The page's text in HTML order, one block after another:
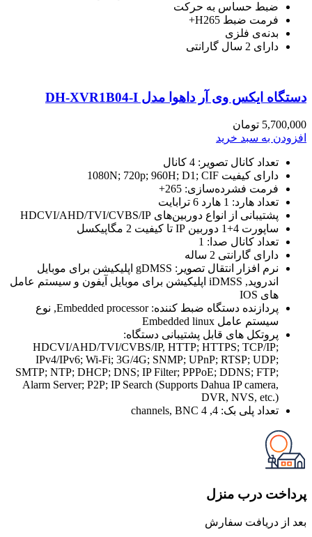
ضبط حساس به حرکت
فرمت ضبط H265+
بدنه‌ی فلزی
دارای 2 سال گارانتی
دستگاه ایکس وی آر داهوا مدل DH-XVR1B04-I
5,700,000 تومان
افزودن به سبد خرید
تعداد کانال تصویر: 4 کانال
دارای کیفیت 1080N; 720p; 960H; D1; CIF
فرمت فشرده‌سازی: 265+
تعداد هارد: 1 هارد 6 ترابایت
پشتیبانی از انواع دوربین‌های HDCVI/AHD/TVI/CVBS/IP
ساپورت 4+1 دوربین IP تا کیفیت 2 مگاپیکسل
تعداد کانال صدا: 1
دارای گارانتی 2 ساله
نرم افزار انتقال تصویر:
gDMSS اپلیکیشن برای موبایل
اندروید, iDMSS اپلیکیشن برای موبایل آیفون و سیستم عامل
های IOS
پردازنده دستگاه ضبط کننده: Embedded processor, نوع
سیستم عامل Embedded linux
پروتکل های قابل پشتیبانی دستگاه:
HDCVI/AHD/TVI/CVBS/IP, HTTP; HTTPS; TCP/IP;
IPv4/IPv6; Wi-Fi; 3G/4G; SNMP; UPnP; RTSP; UDP;
SMTP; NTP; DHCP; DNS; IP Filter; PPPoE; DDNS; FTP;
Alarm Server; P2P; IP Search (Supports Dahua IP camera,
DVR, NVS, etc.)
تعداد پلی بک: 4, 4 channels, BNC
پرداخت درب منزل
بعد از دریافت سفارش